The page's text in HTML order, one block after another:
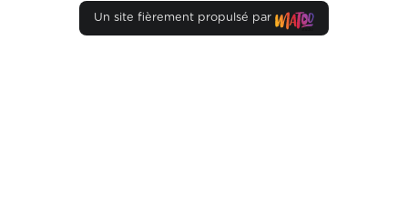
Un site fièrement propulsé par